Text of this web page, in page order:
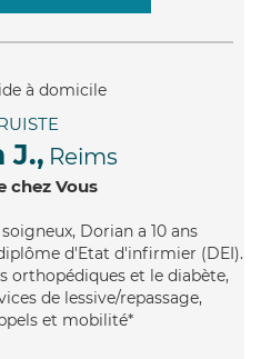
J., Reims
chez Vous
Dorian a 10 ans
d'Etat d'infirmier (DEI).
orthopédiques et le diabète,
de lessive/repassage,
et mobilité*